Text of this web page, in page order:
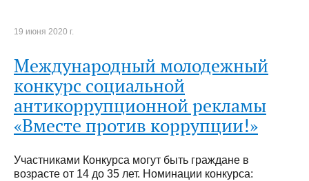
19 июня 2020 г.
Международный молодежный
конкурс социальной
антикоррупционной рекламы
«Вместе против коррупции!»
Участниками Конкурса могут быть граждане в
возрасте от 14 до 35 лет. Номинации конкурса: